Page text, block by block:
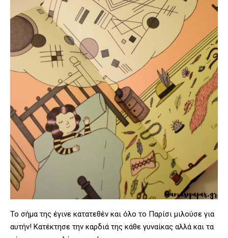
Το σήμα της έγινε κατατεθέν και όλο το Παρίσι μιλούσε για
αυτήν! Κατέκτησε την καρδιά της κάθε γυναίκας αλλά και τα